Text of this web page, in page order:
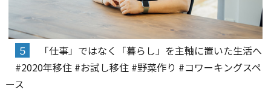
５
「仕事」ではなく「暮らし」を主軸に置いた生活へ
#2020年移住 #お試し移住 #野菜作り #コワーキングスペ
ース